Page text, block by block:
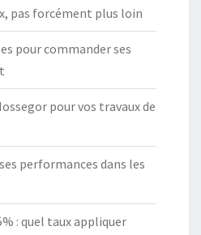
pas forcément plus loin
pour commander ses
pour vos travaux de
performances dans les
: quel taux appliquer